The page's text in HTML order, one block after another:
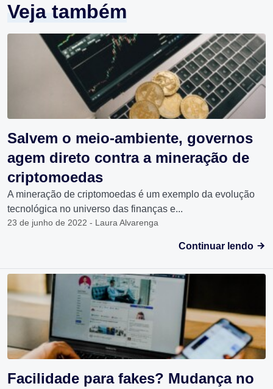
Veja também
Salvem o meio-ambiente, governos
agem direto contra a mineração de
criptomoedas
A mineração de criptomoedas é um exemplo da evolução
tecnológica no universo das finanças e...
23 de junho de 2022 - Laura Alvarenga
Continuar lendo
Facilidade para fakes? Mudança no